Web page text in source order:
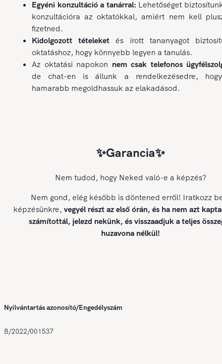
Egyéni konzultáció a tanárral: Lehetőséget
konzultációra az oktatókkal, amiért nem kell
fizetned.
Kidolgozott tételeket és írott tananyagot
oktatáshoz, hogy könnyebb legyen a tanulás.
Az oktatási napokon nem csak telefonos
de chat-en is állunk a rendelkezésedre,
hamarabb megoldhassuk az elakadásod.
✨Garancia✨
Nem tudod, hogy Neked való-e a képzés?
Nem gond, elég később is döntened erről! Iratkozz
képzésünkre, vegyél részt az első órán, és ha nem azt
számítottál, jelezd nekünk, és visszaadjuk a teljes
huzavona nélkül!
Nyilvántartás azonosító/Engedélyszám
B/2022/001537